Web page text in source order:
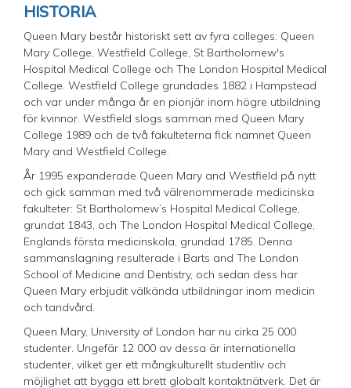
HISTORIA
Queen Mary består historiskt sett av fyra colleges: Queen
Mary College, Westfield College, St Bartholomew's
Hospital Medical College och The London Hospital Medical
College. Westfield College grundades 1882 i Hampstead
och var under många år en pionjär inom högre utbildning
för kvinnor. Westfield slogs samman med Queen Mary
College 1989 och de två fakulteterna fick namnet Queen
Mary and Westfield College.
År 1995 expanderade Queen Mary and Westfield på nytt
och gick samman med två välrenommerade medicinska
fakulteter: St Bartholomew’s Hospital Medical College,
grundat 1843, och The London Hospital Medical College,
Englands första medicinskola, grundad 1785. Denna
sammanslagning resulterade i Barts and The London
School of Medicine and Dentistry, och sedan dess har
Queen Mary erbjudit välkända utbildningar inom medicin
och tandvård.
Queen Mary, University of London har nu cirka 25 000
studenter. Ungefär 12 000 av dessa är internationella
studenter, vilket ger ett mångkulturellt studentliv och
möjlighet att bygga ett brett globalt kontaktnätverk. Det är